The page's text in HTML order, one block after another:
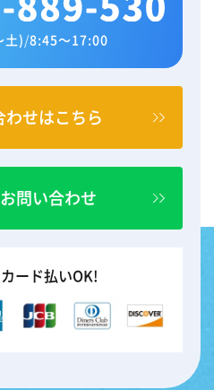
土) /8:45～17:00
わせはこちら
問い合わせ
ード払いOK!